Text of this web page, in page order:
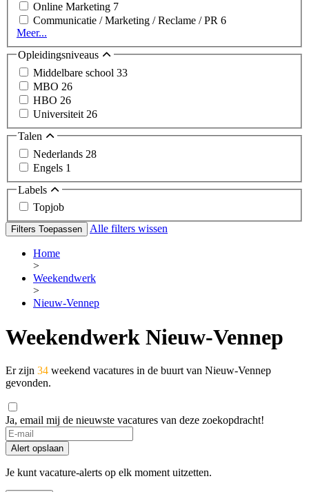
Online Marketing 7
Communicatie / Marketing / Reclame / PR 6
Meer...
Opleidingsniveaus
Middelbare school 33
MBO 26
HBO 26
Universiteit 26
Talen
Nederlands 28
Engels 1
Labels
Topjob
Filters Toepassen Alle filters wissen
Home
>
Weekendwerk
>
Nieuw-Vennep
Weekendwerk Nieuw-Vennep
Er zijn 34 weekend vacatures in de buurt van Nieuw-Vennep
gevonden.
Ja, email mij de nieuwste vacatures van deze zoekopdracht!
Alert opslaan
Je kunt vacature-alerts op elk moment uitzetten.